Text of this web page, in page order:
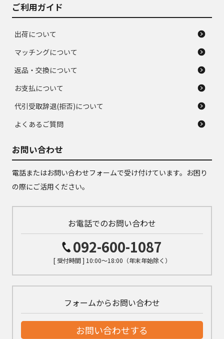
ご利用ガイド
出荷について
マッチングについて
返品・交換について
お支払について
代引受取辞退(拒否)について
よくあるご質問
お問い合わせ
電話またはお問い合わせフォームで受け付けています。お困り
の際にご活用ください。
お電話でのお問い合わせ
092-600-1087
[ 受付時間 ] 10:00～18:00（年末年始除く）
フォームからお問い合わせ
お問い合わせする